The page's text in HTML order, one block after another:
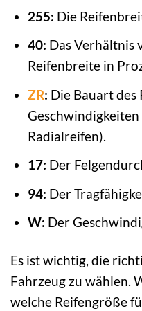
255: Die
40: Das Verhältnis
Reifenbreite in
ZR: Die Bauart des
Radialreifen).
17: Der
94: Der
W: Der
Es ist wichtig, die
Fahrzeug zu wählen.
welche Reifengröße